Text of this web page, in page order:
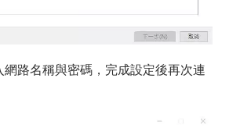
網路名稱與密碼，完成設定後再次連